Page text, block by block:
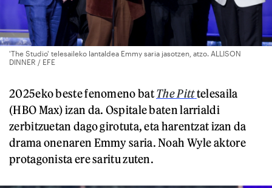
'The Studio' telesaileko lantaldea Emmy saria jasotzen, atzo. ALLISON
DINNER / EFE
2025eko beste fenomeno batThe Pitttelesaila
(HBO Max) izan da. Ospitale baten larrialdi
zerbitzuetan dago girotuta, eta harentzat izan da
drama onenaren Emmy saria. Noah Wyle aktore
protagonista ere saritu zuten.